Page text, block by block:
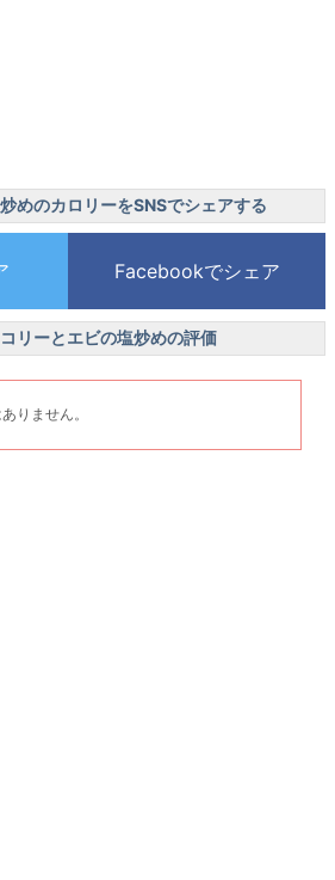
めのカロリーをSNSでシェアする
リーとエビの塩炒めの評価
りません。